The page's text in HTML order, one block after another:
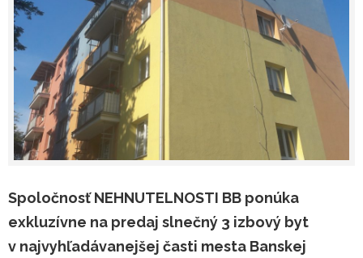
Spoločnosť NEHNUTELNOSTI BB ponúka
exkluzívne na predaj slnečný 3 izbový byt
v najvyhľadávanejšej časti mesta Banskej